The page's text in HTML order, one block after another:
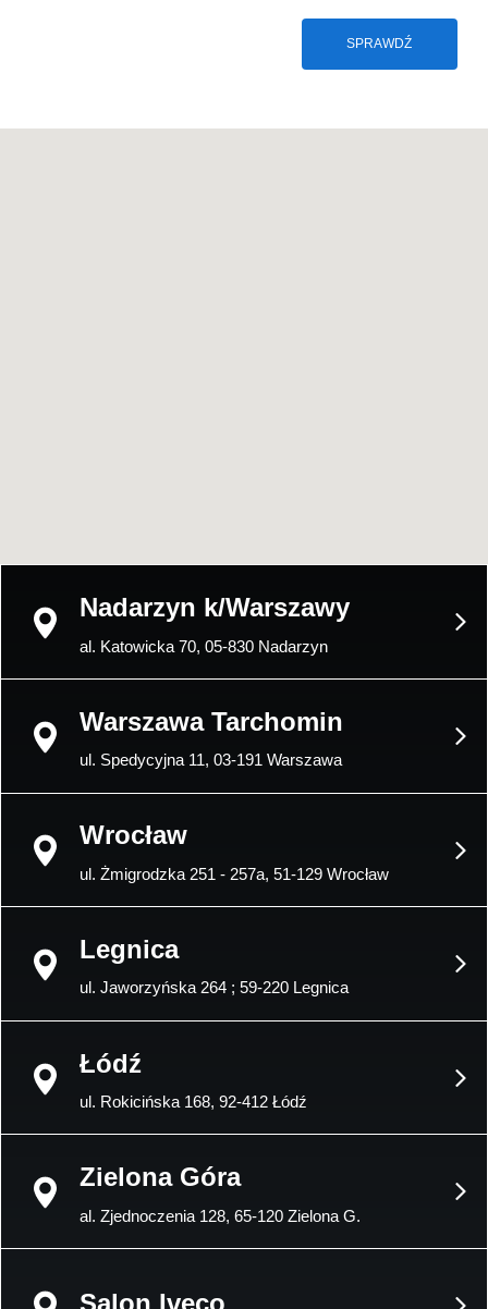
SPRAWDŹ
Nadarzyn k/Warszawy
al. Katowicka 70, 05-830 Nadarzyn
Warszawa Tarchomin
ul. Spedycyjna 11, 03-191 Warszawa
Wrocław
ul. Żmigrodzka 251 - 257a, 51-129 Wrocław
Legnica
ul. Jaworzyńska 264 ; 59-220 Legnica
Łódź
ul. Rokicińska 168, 92-412 Łódź
Zielona Góra
al. Zjednoczenia 128, 65-120 Zielona G.
Salon Iveco